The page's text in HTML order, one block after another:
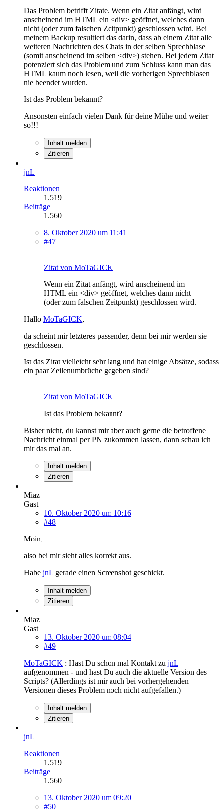
Das Problem betrifft Zitate. Wenn ein Zitat anfängt, wird
anscheinend im HTML ein <div> geöffnet, welches dann
nicht (oder zum falschen Zeitpunkt) geschlossen wird. Bei
meinem Backup resultiert das darin, dass ab einem Zitat alle
weiteren Nachrichten des Chats in der selben Sprechblase
(somit anscheinend im selben <div>) stehen. Bei jedem Zitat
potenziert sich das Problem und zum Schluss kann man das
HTML kaum noch lesen, weil die vorherigen Sprechblasen
nie beendet wurden.
Ist das Problem bekannt?
Ansonsten einfach vielen Dank für deine Mühe und weiter
so!!!
Inhalt melden
Zitieren
jnL
Reaktionen
1.519
Beiträge
1.560
8. Oktober 2020 um 11:41
#47
Zitat von MoTaGICK
Wenn ein Zitat anfängt, wird anscheinend im
HTML ein <div> geöffnet, welches dann nicht
(oder zum falschen Zeitpunkt) geschlossen wird.
Hallo MoTaGICK,
da scheint mir letzteres passender, denn bei mir werden sie
geschlossen.
Ist das Zitat vielleicht sehr lang und hat einige Absätze, sodass
ein paar Zeilenumbrüche gegeben sind?
Zitat von MoTaGICK
Ist das Problem bekannt?
Bisher nicht, du kannst mir aber auch gerne die betroffene
Nachricht einmal per PN zukommen lassen, dann schau ich
mir das mal an.
Inhalt melden
Zitieren
Miaz
Gast
10. Oktober 2020 um 10:16
#48
Moin,
also bei mir sieht alles korrekt aus.
Habe jnL gerade einen Screenshot geschickt.
Inhalt melden
Zitieren
Miaz
Gast
13. Oktober 2020 um 08:04
#49
MoTaGICK : Hast Du schon mal Kontakt zu jnL
aufgenommen - und hast Du auch die aktuelle Version des
Scripts? (Allerdings ist mir auch bei vorhergehenden
Versionen dieses Problem noch nicht aufgefallen.)
Inhalt melden
Zitieren
jnL
Reaktionen
1.519
Beiträge
1.560
13. Oktober 2020 um 09:20
#50